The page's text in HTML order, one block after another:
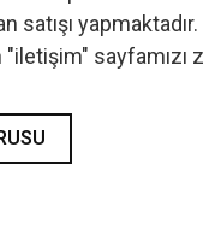
yapmaktadır.
sayfamızı